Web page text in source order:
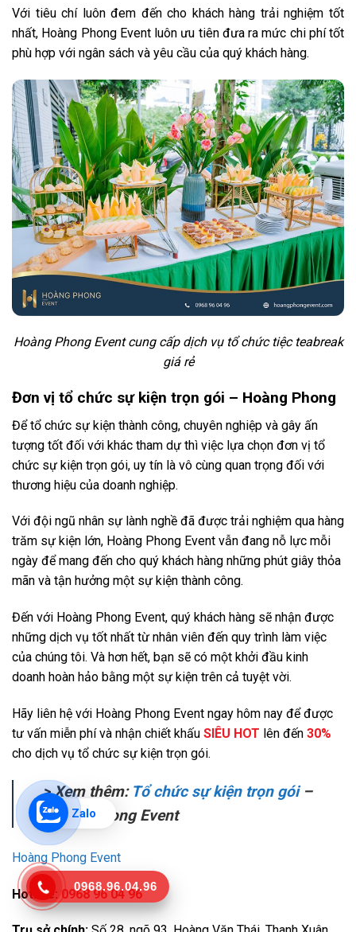
Với tiêu chí luôn đem đến cho khách hàng trải nghiệm tốt
nhất, Hoàng Phong Event luôn ưu tiên đưa ra mức chi phí tốt
phù hợp với ngân sách và yêu cầu của quý khách hàng.
Hoàng Phong Event cung cấp dịch vụ tổ chức tiệc teabreak
giá rẻ
Đơn vị tổ chức sự kiện trọn gói – Hoàng Phong
Để tổ chức sự kiện thành công, chuyên nghiệp và gây ấn
tượng tốt đối với khác tham dự thì việc lựa chọn đơn vị tổ
chức sự kiện trọn gói, uy tín là vô cùng quan trọng đối với
thương hiệu của doanh nghiệp.
Với đội ngũ nhân sự lành nghề đã được trải nghiệm qua hàng
trăm sự kiện lớn, Hoàng Phong Event vẫn đang nỗ lực mỗi
ngày để mang đến cho quý khách hàng những phút giây thỏa
mãn và tận hưởng một sự kiện thành công.
Đến với Hoàng Phong Event, quý khách hàng sẽ nhận được
những dịch vụ tốt nhất từ nhân viên đến quy trình làm việc
của chúng tôi. Và hơn hết, bạn sẽ có một khởi đầu kinh
doanh hoàn hảo bằng một sự kiện trên cả tuyệt vời.
Hãy liên hệ với Hoàng Phong Event ngay hôm nay để được
tư vấn miễn phí và nhận chiết khấu SIÊU HOT lên đến 30%
cho dịch vụ tổ chức sự kiện trọn gói.
> Xem thêm: Tổ chức sự kiện trọn gói–
Hoàng Phong Event
Hoàng Phong Event
Hotline: 0968 96 04 96
Zalo
0968.96.04.96